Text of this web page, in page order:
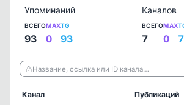
Упоминаний
ВСЕГО
93
MAX
0
TG
93
Каналов
ВСЕГО
7
MAX
0 7
Название, ссылка или ID канала…
Канал Публикаций